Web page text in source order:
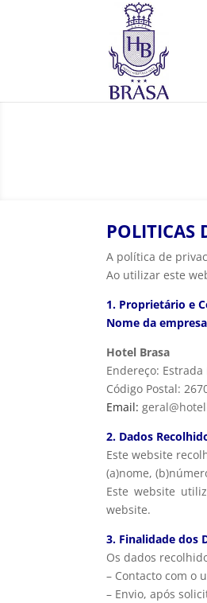
POLITICAS
A política de
Ao utilizar este
1. Proprietário e
Nome da
Hotel Brasa
Endereço:
Código Postal:
Email:
2. Dados
Este website
(a)nome,
Este website
website.
3. Finalidade dos
Os dados
– Contacto com o
– Envio, após